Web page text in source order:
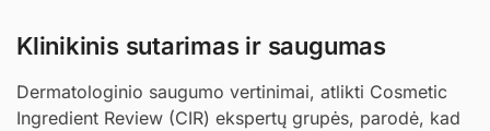
Klinikinis sutarimas ir saugumas
Dermatologinio saugumo vertinimai, atlikti Cosmetic
Ingredient Review (CIR) ekspertų grupės, parodė, kad